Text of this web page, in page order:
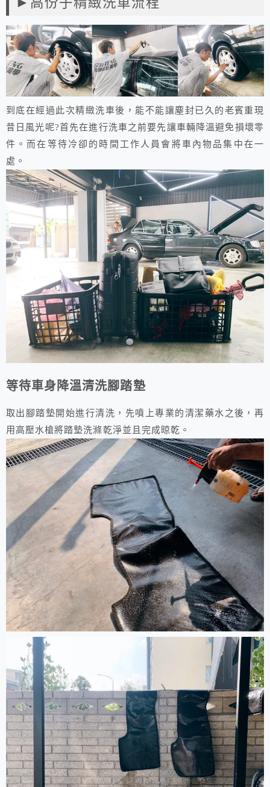
到底在經過此次精緻洗車後，能不能讓塵封已久的老賓重現
昔日風光呢?首先在進行洗車之前要先讓車輛降溫避免損壞零
件。而在等待冷卻的時間工作人員會將車內物品集中在一
處。
等待車身降溫清洗腳踏墊
取出腳踏墊開始進行清洗，先噴上專業的清潔藥水之後，再
用高壓水槍將踏墊洗滌乾淨並且完成晾乾。